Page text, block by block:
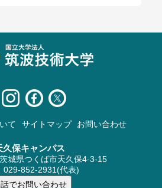
て サイトマップ お問い合わせ
久保キャンパス
城県つくば市天久保4-3-15
029-852-2931(代表)